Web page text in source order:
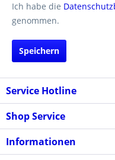
Ich habe die
genommen.
Speichern
Service Hotline
Shop Service
Informationen